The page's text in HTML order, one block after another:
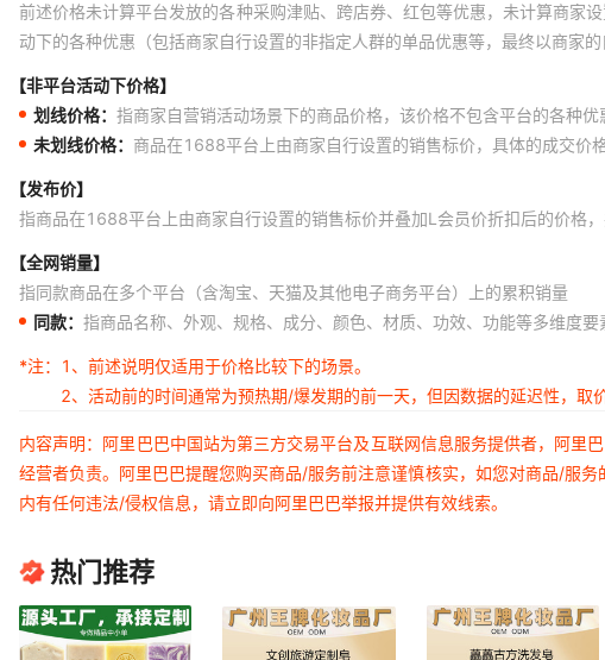
前述价格未计算平台发放的各种采购津贴、跨店券、红包等优惠，未计算商家
动下的各种优惠（包括商家自行设置的非指定人群的单品优惠等，最终以商家
【非平台活动下价格】
划线价格： 指商家自营销活动场景下的商品价格，该价格不包含平台的各种
未划线价格： 商品在1688平台上由商家自行设置的销售标价，具体的成交价
【发布价】
指商品在1688平台上由商家自行设置的销售标价并叠加L会员价折扣后的价格，
【全网销量】
指同款商品在多个平台（含淘宝、天猫及其他电子商务平台）上的累积销量
同款： 指商品名称、外观、规格、成分、颜色、材质、功效、功能等多维度
*注：
1、前述说明仅适用于价格比较下的场景。
2、活动前的时间通常为预热期/爆发期的前一天，但因数据的延迟性，取
内容声明：阿里巴巴中国站为第三方交易平台及互联网信息服务提供者，阿
经营者负责。阿里巴巴提醒您购买商品/服务前注意谨慎核实，如您对商品/服
内有任何违法/侵权信息，请立即向阿里巴巴举报并提供有效线索。
热门推荐